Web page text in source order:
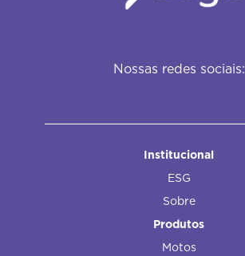
Nossas redes sociais:
Institucional
ESG
Sobre
Produtos
Motos